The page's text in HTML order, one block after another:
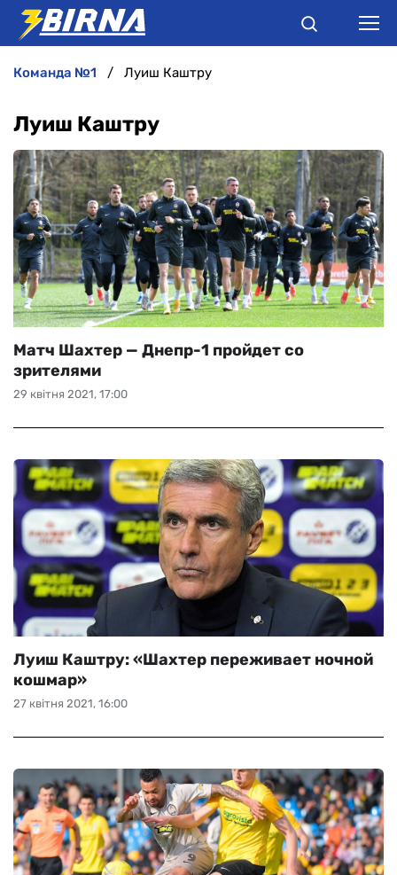
АНАЛІТИКА
ІНТЕРВ'Ю
РІЗНЕ
БУКМЕКЕРИ
команда №1 Луиш Каштру
Луиш Каштру
29 квітня 2021, 17:00
Матч Шахтер — Днепр-1 пройдет со
зрителями
27 квітня 2021, 16:00
Луиш Каштру: «Шахтер переживает ночной
кошмар»